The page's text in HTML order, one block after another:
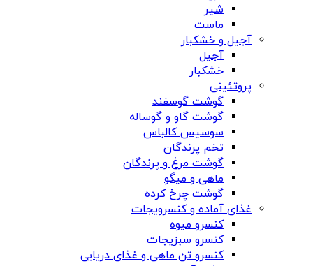
شیر
ماست
آجیل و خشکبار
آجیل
خشکبار
پروتئینی
گوشت گوسفند
گوشت گاو و گوساله
سوسیس کالباس
تخم پرندگان
گوشت مرغ و پرندگان
ماهی و میگو
گوشت چرخ کرده
غذای آماده و کنسرویجات
کنسرو میوه
کنسرو سبزیجات
کنسرو تن ماهی و غذای دریایی